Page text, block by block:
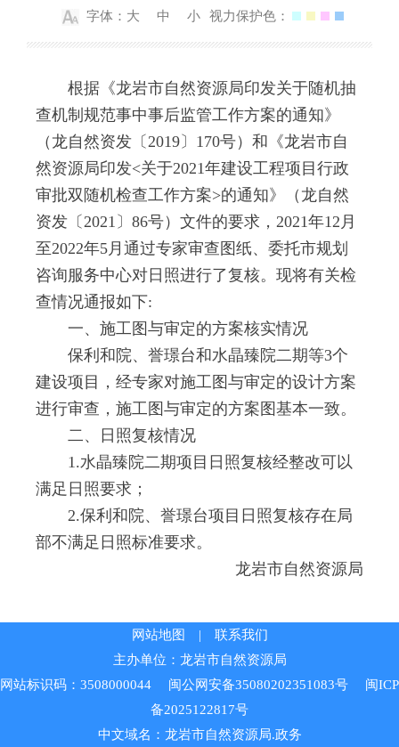
字体： 大 中 小 视力保护色：
根据《龙岩市自然资源局印发关于随机抽
查机制规范事中事后监管工作方案的通知》
（龙自然资发〔2019〕170号）和《龙岩市自
然资源局印发<关于2021年建设工程项目行政
审批双随机检查工作方案>的通知》（龙自然
资发〔2021〕86号）文件的要求，2021年12月
至2022年5月通过专家审查图纸、委托市规划
咨询服务中心对日照进行了复核。现将有关检
查情况通报如下:
一、施工图与审定的方案核实情况
保利和院、誉璟台和水晶臻院二期等3个
建设项目，经专家对施工图与审定的设计方案
进行审查，施工图与审定的方案图基本一致。
二、日照复核情况
1.水晶臻院二期项目日照复核经整改可以
满足日照要求；
2.保利和院、誉璟台项目日照复核存在局
部不满足日照标准要求。
龙岩市自然资源局
网站地图 |
联系我们
主办单位：龙岩市自然资源局
网站标识码：3508000044
闽公网安备35080202351083号
闽ICP
备2025122817号
中文域名：龙岩市自然资源局.政务